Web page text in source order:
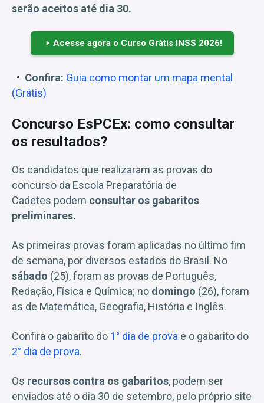
serão aceitos até dia 30.
Acesse agora o Curso Grátis INSS 2026!
Confira: Guia como montar um mapa mental
(Grátis)
Concurso EsPCEx: como consultar
os resultados?
Os candidatos que realizaram as provas do
concurso da Escola Preparatória de
Cadetes podem consultar os gabaritos
preliminares.
As primeiras provas foram aplicadas no último fim
de semana, por diversos estados do Brasil. No
sábado (25), foram as provas de Português,
Redação, Física e Química; no domingo (26), foram
as de Matemática, Geografia, História e Inglês.
Confira o gabarito do 1° dia de prova e o gabarito do
2° dia de prova.
Os recursos contra os gabaritos, podem ser
enviados até o dia 30 de setembro, pelo próprio site